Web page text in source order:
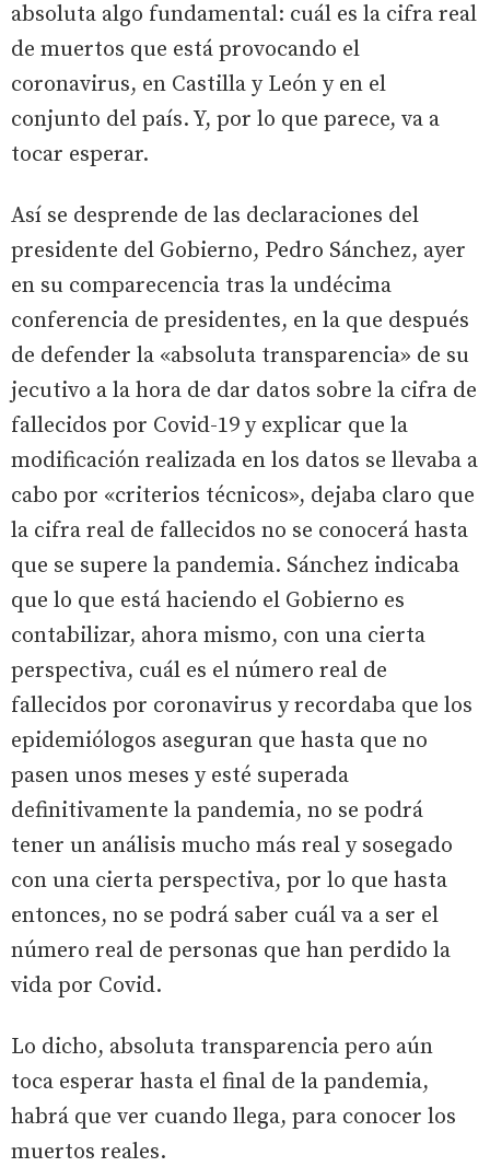
absoluta algo fundamental: cuál es la cifra real
de muertos que está provocando el
coronavirus, en Castilla y León y en el
conjunto del país. Y, por lo que parece, va a
tocar esperar.
Así se desprende de las declaraciones del
presidente del Gobierno, Pedro Sánchez, ayer
en su comparecencia tras la undécima
conferencia de presidentes, en la que después
de defender la «absoluta transparencia» de su
jecutivo a la hora de dar datos sobre la cifra de
fallecidos por Covid-19 y explicar que la
modificación realizada en los datos se llevaba a
cabo por «criterios técnicos», dejaba claro que
la cifra real de fallecidos no se conocerá hasta
que se supere la pandemia. Sánchez indicaba
que lo que está haciendo el Gobierno es
contabilizar, ahora mismo, con una cierta
perspectiva, cuál es el número real de
fallecidos por coronavirus y recordaba que los
epidemiólogos aseguran que hasta que no
pasen unos meses y esté superada
definitivamente la pandemia, no se podrá
tener un análisis mucho más real y sosegado
con una cierta perspectiva, por lo que hasta
entonces, no se podrá saber cuál va a ser el
número real de personas que han perdido la
vida por Covid.
Lo dicho, absoluta transparencia pero aún
toca esperar hasta el final de la pandemia,
habrá que ver cuando llega, para conocer los
muertos reales.